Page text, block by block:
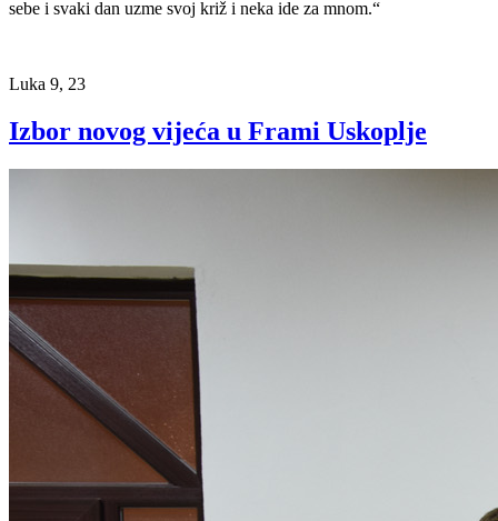
sebe i svaki dan uzme svoj križ i neka ide za mnom.“
Luka 9, 23
Izbor novog vijeća u Frami Uskoplje